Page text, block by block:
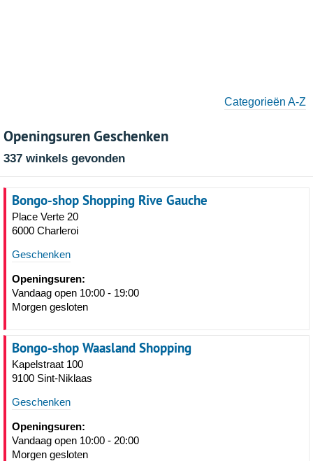
Categorieën A-Z
Openingsuren Geschenken
337 winkels gevonden
Bongo-shop Shopping Rive Gauche
Place Verte 20
6000 Charleroi
Geschenken
Openingsuren:
Vandaag open 10:00 - 19:00
Morgen gesloten
Bongo-shop Waasland Shopping
Kapelstraat 100
9100 Sint-Niklaas
Geschenken
Openingsuren:
Vandaag open 10:00 - 20:00
Morgen gesloten